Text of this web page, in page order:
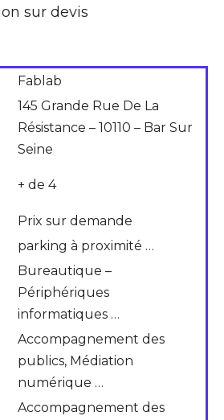
sur devis
Fablab
145 Grande Rue De La
Résistance – 10110 – Bar Sur
Seine
+ de 4
Prix sur demande
parking à proximité …
Bureautique –
Périphériques
informatiques …
Accompagnement des
publics, Médiation
numérique …
Accompagnement des